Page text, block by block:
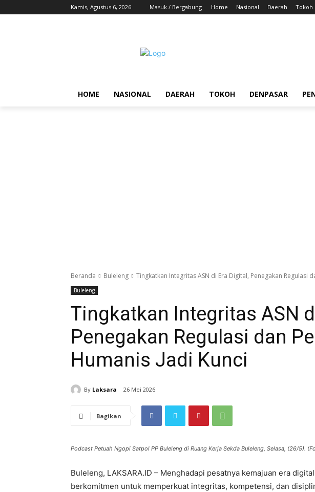
Kamis, Agustus 6, 2026 Masuk / Bergabung Home Nasional Daerah Tokoh
HOME NASIONAL DAERAH TOKOH DENPASAR
Beranda Buleleng Tingkatkan Integritas ASN di Era Digital, Penegakan Regulasi
Buleleng
Tingkatkan Integritas ASN
Penegakan Regulasi dan
Humanis Jadi Kunci
By Laksara 26 Mei 2026
Bagikan
Podcast Petuah Ngopi Satpol PP Buleleng di Ruang Kerja Sekda Buleleng, Selasa, (26/5).
Buleleng, LAKSARA.ID – Menghadapi pesatnya kemajuan era
berkomitmen untuk memperkuat integritas, kompetensi, dan